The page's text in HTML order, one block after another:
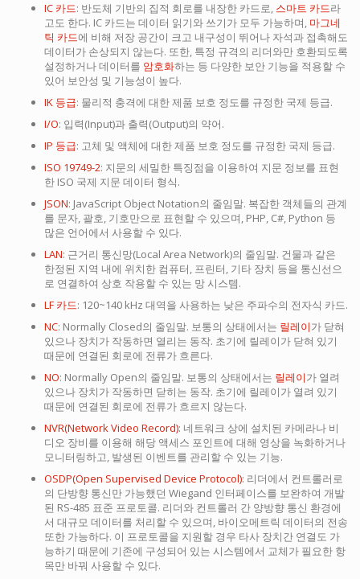
IC 카드: 반도체 기반의 집적 회로를 내장한 카드로, 스마트 카드라
고도 한다. IC 카드는 데이터 읽기와 쓰기가 모두 가능하며, 마그네
틱 카드에 비해 저장 공간이 크고 내구성이 뛰어나 자석과 접촉해도
데이터가 손상되지 않는다. 또한, 특정 규격의 리더와만 호환되도록
설정하거나 데이터를 암호화하는 등 다양한 보안 기능을 적용할 수
있어 보안성 및 기능성이 높다.
IK 등급: 물리적 충격에 대한 제품 보호 정도를 규정한 국제 등급.
I/O: 입력(Input)과 출력(Output)의 약어.
IP 등급: 고체 및 액체에 대한 제품 보호 정도를 규정한 국제 등급.
ISO 19749-2: 지문의 세밀한 특징점을 이용하여 지문 정보를 표현
한 ISO 국제 지문 데이터 형식.
JSON: JavaScript Object Notation의 줄임말. 복잡한 객체들의 관계
를 문자, 괄호, 기호만으로 표현할 수 있으며, PHP, C#, Python 등
많은 언어에서 사용할 수 있다.
LAN: 근거리 통신망(Local Area Network)의 줄임말. 건물과 같은
한정된 지역 내에 위치한 컴퓨터, 프린터, 기타 장치 등을 통신선으
로 연결하여 상호 작용할 수 있는 망 시스템.
LF 카드: 120~140 kHz 대역을 사용하는 낮은 주파수의 전자식 카드.
NC: Normally Closed의 줄임말. 보통의 상태에서는 릴레이가 닫혀
있으나 장치가 작동하면 열리는 동작. 초기에 릴레이가 닫혀 있기
때문에 연결된 회로에 전류가 흐른다.
NO: Normally Open의 줄임말. 보통의 상태에서는 릴레이가 열려
있으나 장치가 작동하면 닫히는 동작. 초기에 릴레이가 열려 있기
때문에 연결된 회로에 전류가 흐르지 않는다.
NVR(Network Video Record): 네트워크 상에 설치된 카메라나 비
디오 장비를 이용해 해당 액세스 포인트에 대해 영상을 녹화하거나
모니터링하고, 발생된 이벤트를 관리할 수 있는 기능.
OSDP(Open Supervised Device Protocol): 리더에서 컨트롤러로
의 단방향 통신만 가능했던 Wiegand 인터페이스를 보완하여 개발
된 RS-485 표준 프로토콜. 리더와 컨트롤러 간 양방향 통신 환경에
서 대규모 데이터를 처리할 수 있으며, 바이오메트릭 데이터의 전송
또한 가능하다. 이 프로토콜을 지원할 경우 타사 장치간 연결도 가
능하기 때문에 기존에 구성되어 있는 시스템에서 교체가 필요한 항
목만 바꿔 사용할 수 있다.